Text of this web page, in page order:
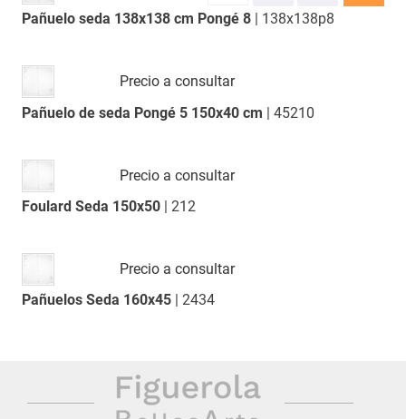
Pañuelo seda 138x138 cm Pongé 8| 138x138p8
Pañuelo de seda Pongé 5 150x40 cm | 45210
Precio a consultar
Foulard Seda 150x50| 212
Precio a consultar
Pañuelos Seda 160x45| 2434
Precio a consultar